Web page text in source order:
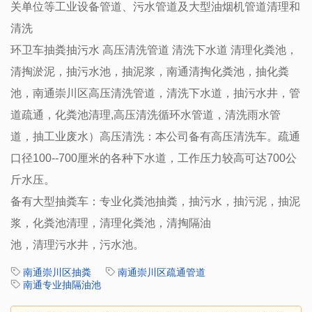
关单位等工业设备管道、污水管道及大型油烟机管道清理和
清洗
环卫车抽粪抽污水 高压清洗管道 清洗下水道 清理化粪池，
清掏淤泥，抽污水池，抽泥浆，南通清掏化粪池，抽化粪
池，南通崇川区高压清洗管道，清洗下水道，抽污水井，管
道疏通，化粪池清理,高压清洗循环水管道，清洗雨水管
道，抽工业废水）高压清洗：本公司备有高压清洗车。疏通
口径100--700厘米的各种下水道，工作压力较高可达700公
斤水压。
备有大型抽粪车：专业化粪池抽粪，抽污水，抽污泥，抽泥
浆，化粪池清理，清理化粪池，清掏隔油
池，清理污水井，污水池。
南通崇川区抽粪
南通崇川区疏通管道
南通专业抽隔油池